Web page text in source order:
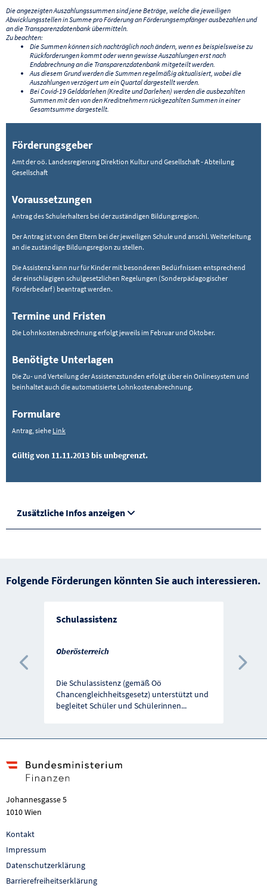
Die angezeigten Auszahlungssummen sind jene Beträge, welche die jeweiligen
Abwicklungsstellen in Summe pro Förderung an Förderungsempfänger ausbezahlen und
an die Transparenzdatenbank übermitteln.
Zu beachten:
Die Summen können sich nachträglich noch ändern, wenn es beispielsweise zu
Rückforderungen kommt oder wenn gewisse Auszahlungen erst nach
Endabrechnung an die Transparenzdatenbank mitgeteilt werden.
Aus diesem Grund werden die Summen regelmäßig aktualisiert, wobei die
Auszahlungen verzögert um ein Quartal dargestellt werden.
Bei Covid-19 Gelddarlehen (Kredite und Darlehen) werden die ausbezahlten
Summen mit den von den Kreditnehmern rückgezahlten Summen in einer
Gesamtsumme dargestellt.
Förderungsgeber
Amt der oö. Landesregierung Direktion Kultur und Gesellschaft - Abteilung
Gesellschaft
Voraussetzungen
Antrag des Schulerhalters bei der zuständigen Bildungsregion.
Der Antrag ist von den Eltern bei der jeweiligen Schule und anschl. Weiterleitung
an die zuständige Bildungsregion zu stellen.
Die Assistenz kann nur für Kinder mit besonderen Bedürfnissen entsprechend
der einschlägigen schulgesetzlichen Regelungen (Sonderpädagogischer
Förderbedarf) beantragt werden.
Termine und Fristen
Die Lohnkostenabrechnung erfolgt jeweils im Februar und Oktober.
Benötigte Unterlagen
Die Zu- und Verteilung der Assistenzstunden erfolgt über ein Onlinesystem und
beinhaltet auch die automatisierte Lohnkostenabrechnung.
Formulare
Antrag, siehe Link
Gültig von 11.11.2013 bis unbegrenzt.
Zusätzliche Infos anzeigen
Folgende Förderungen könnten Sie auch interessieren.
Schulassistenz
Oberösterreich
Die Schulassistenz (gemäß Oö
Chancengleichheitsgesetz) unterstützt und
begleitet Schüler und Schülerinnen...
Vorherige Förderung
Johannesgasse 5
1010 Wien
Kontakt
Impressum
Datenschutzerklärung
Barrierefreiheitserklärung